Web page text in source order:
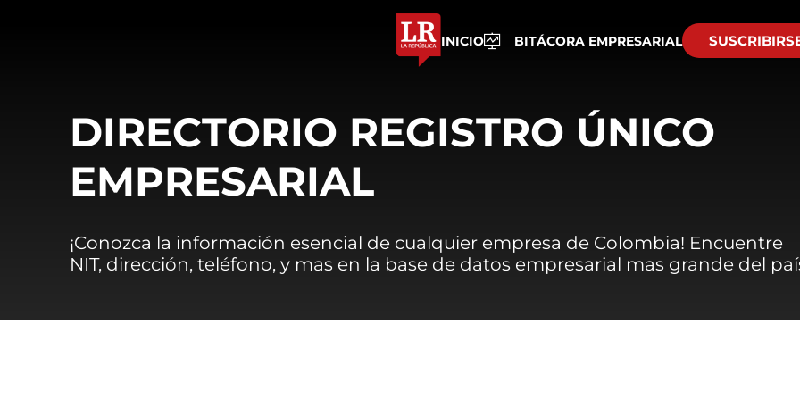
INICIO BITÁCORA EMPRESARIAL
DIRECTORIO REGISTRO ÚNICO
EMPRESARIAL
¡Conozca la información esencial de cualquier empresa de Colombia! Encuentre
NIT, dirección, teléfono, y mas en la base de datos empresarial mas grande del